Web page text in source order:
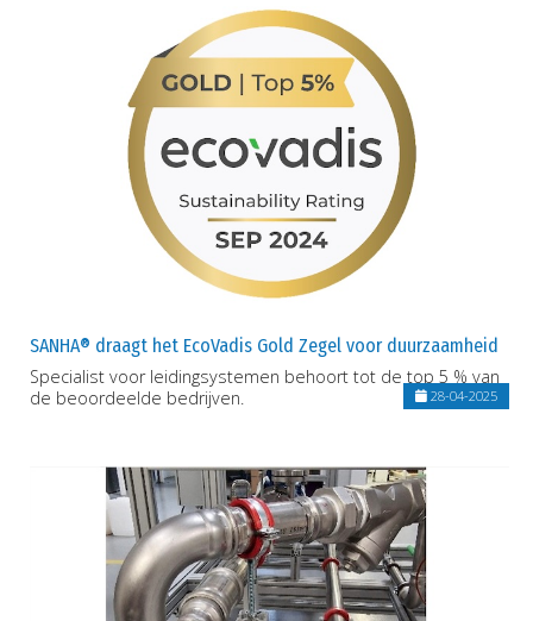
SANHA® draagt het EcoVadis Gold Zegel voor duurzaamheid
Specialist voor leidingsystemen behoort tot de top 5 % van
de beoordeelde bedrijven.
28-04-2025